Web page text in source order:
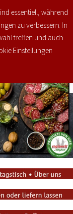
€0,00 0
essentiell, während
zu verbessern. In
treffen und auch
Einstellungen